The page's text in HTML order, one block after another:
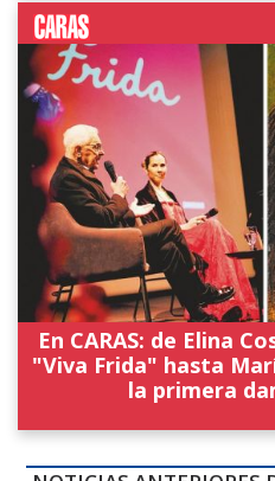
En CARAS: de Elina
"Viva Frida" hasta
la primera